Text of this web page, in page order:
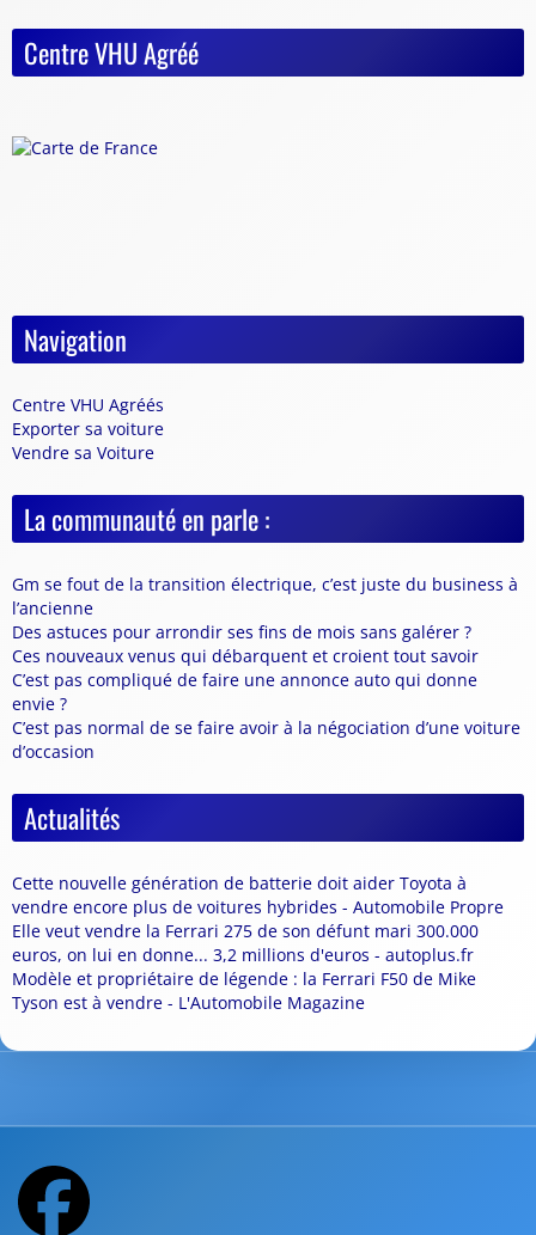
Centre VHU Agréé
Navigation
Centre VHU Agréés
Exporter sa voiture
Vendre sa Voiture
La communauté en parle :
Gm se fout de la transition électrique, c’est juste du business à
l’ancienne
Des astuces pour arrondir ses fins de mois sans galérer ?
Ces nouveaux venus qui débarquent et croient tout savoir
C’est pas compliqué de faire une annonce auto qui donne
envie ?
C’est pas normal de se faire avoir à la négociation d’une voiture
d’occasion
Actualités
Cette nouvelle génération de batterie doit aider Toyota à
vendre encore plus de voitures hybrides - Automobile Propre
Elle veut vendre la Ferrari 275 de son défunt mari 300.000
euros, on lui en donne... 3,2 millions d'euros - autoplus.fr
Modèle et propriétaire de légende : la Ferrari F50 de Mike
Tyson est à vendre - L'Automobile Magazine